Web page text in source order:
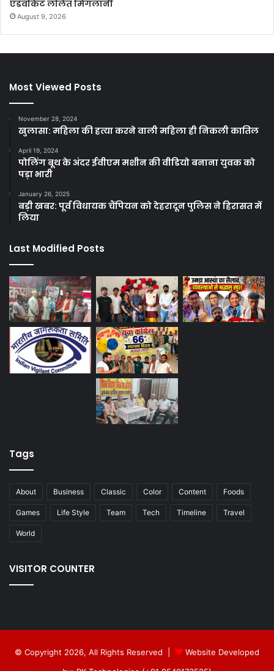
एडवोकेट ललित मिगलानी
August 9, 2026
Most Viewed Posts
November 28, 2024
खुलासा: महिला की हत्या करने वाली महिला ही निकली कातिल
April 19, 2024
पोलिंग बूथ के अंदर ईवीएम मशीन की वीडियो बनाना युवक को
पड़ा भारी
January 26, 2025
बड़ी खबर: पूर्व विधायक चैंपियन को देहरादून पुलिस ने हिरासत में
लिया
Last Modified Posts
Tags
About Business Classic Color Content Foods
Games Life Style Team Tech Timeline Travel
World
VISITOR COUNTER
© Copyright 2026, All Rights Reserved |
Website Developed